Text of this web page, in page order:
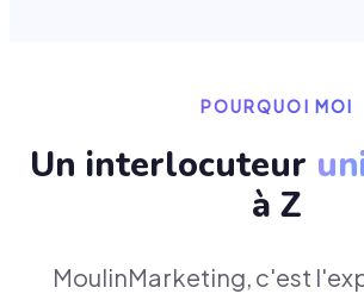
POURQUOI MOI
Un interlocuteur
à Z
MoulinMarketing, c'est